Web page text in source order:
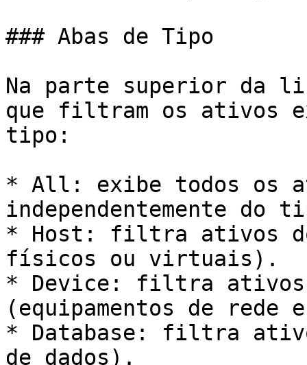
### Abas de Tipo
Na parte superior da
que filtram os ativos
tipo:
* All: exibe todos os
independentemente do
* Host: filtra ativos
físicos ou virtuais).
* Device: filtra ativos
(equipamentos de
* Database: filtra
de dados).